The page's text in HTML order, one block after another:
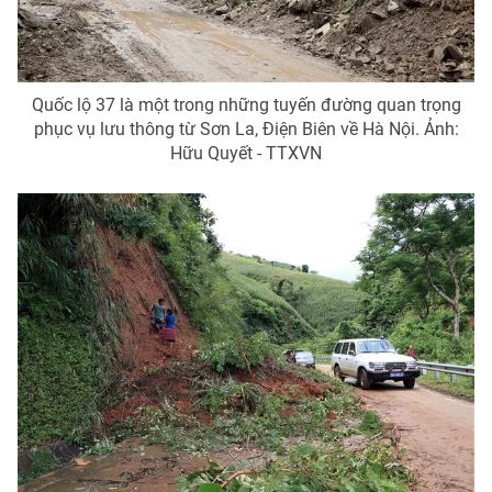
Ðiện thoại Thời báo VTV:024.66 897 897
Email:toasoan@vtv.vn
Liên hệ quảng cáo:024-7300.7108
® Cấm sao chép dưới mọi hình thức nếu không có sự chấp
thuận bằng văn bản. Ghi rõ nguồn VTV.vn khi phát hành lại
thông tin từ website này.
Quốc lộ 37 là một trong những tuyến đường quan trọng
phục vụ lưu thông từ Sơn La, Điện Biên về Hà Nội. Ảnh:
Hữu Quyết - TTXVN